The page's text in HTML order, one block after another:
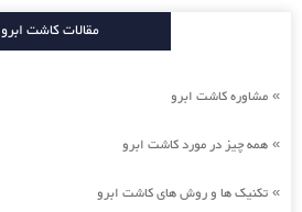
مقالات کاشت ابرو
» مشاوره کاشت ابرو
» همه چیز در مورد کاشت ابرو
» تکنیک ها و روش های کاشت ابرو